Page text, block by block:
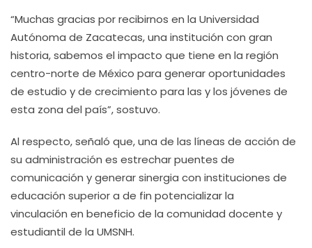
“Muchas gracias por recibirnos en la Universidad
Autónoma de Zacatecas, una institución con gran
historia, sabemos el impacto que tiene en la región
centro-norte de México para generar oportunidades
de estudio y de crecimiento para las y los jóvenes de
esta zona del país”, sostuvo.
Al respecto, señaló que, una de las líneas de acción de
su administración es estrechar puentes de
comunicación y generar sinergia con instituciones de
educación superior a de fin potencializar la
vinculación en beneficio de la comunidad docente y
estudiantil de la UMSNH.